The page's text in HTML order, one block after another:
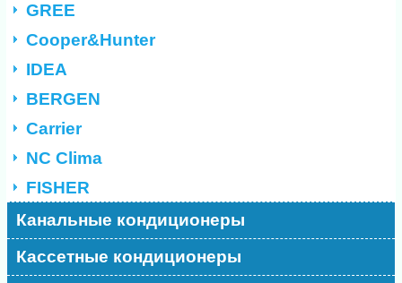
GREE
Cooper&Hunter
IDEA
BERGEN
Carrier
NC Clima
FISHER
Канальные кондиционеры
Кассетные кондиционеры